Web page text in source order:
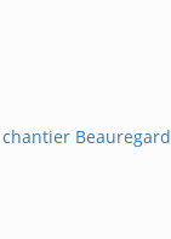
Beauregard